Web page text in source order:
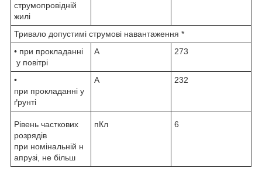
струмопровідній
жилі
Тривало допустимі струмові навантаження *
• при прокладанні
у повітрі
А 273
•
при прокладанні у
ґрунті
А 232
Рівень часткових
розрядів
при номінальній н
апрузі, не більш
пКл 6